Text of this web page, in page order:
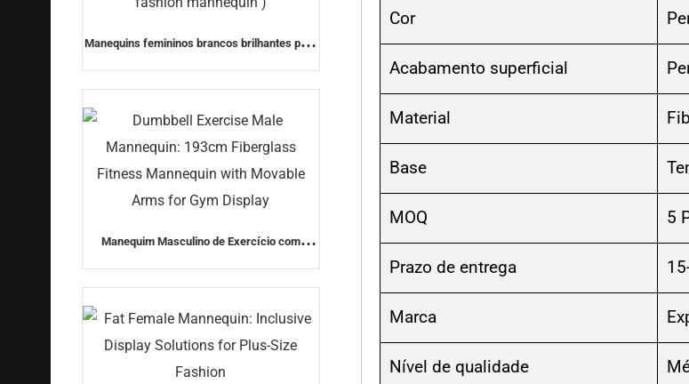
Manequins femininos brancos brilhantes para
Manequim Masculino de Exercício com
Cor
Acabamento superficial
Material
Base
MOQ 5
Prazo de entrega
Marca
Nível de qualidade